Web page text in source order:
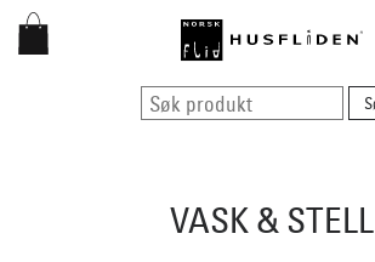
VASK & STELL